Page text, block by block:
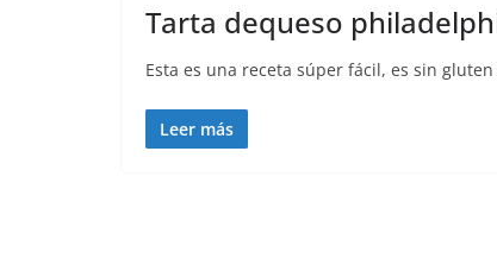
Tarta dequeso
Esta es una receta súper fácil, es sin
Leer más